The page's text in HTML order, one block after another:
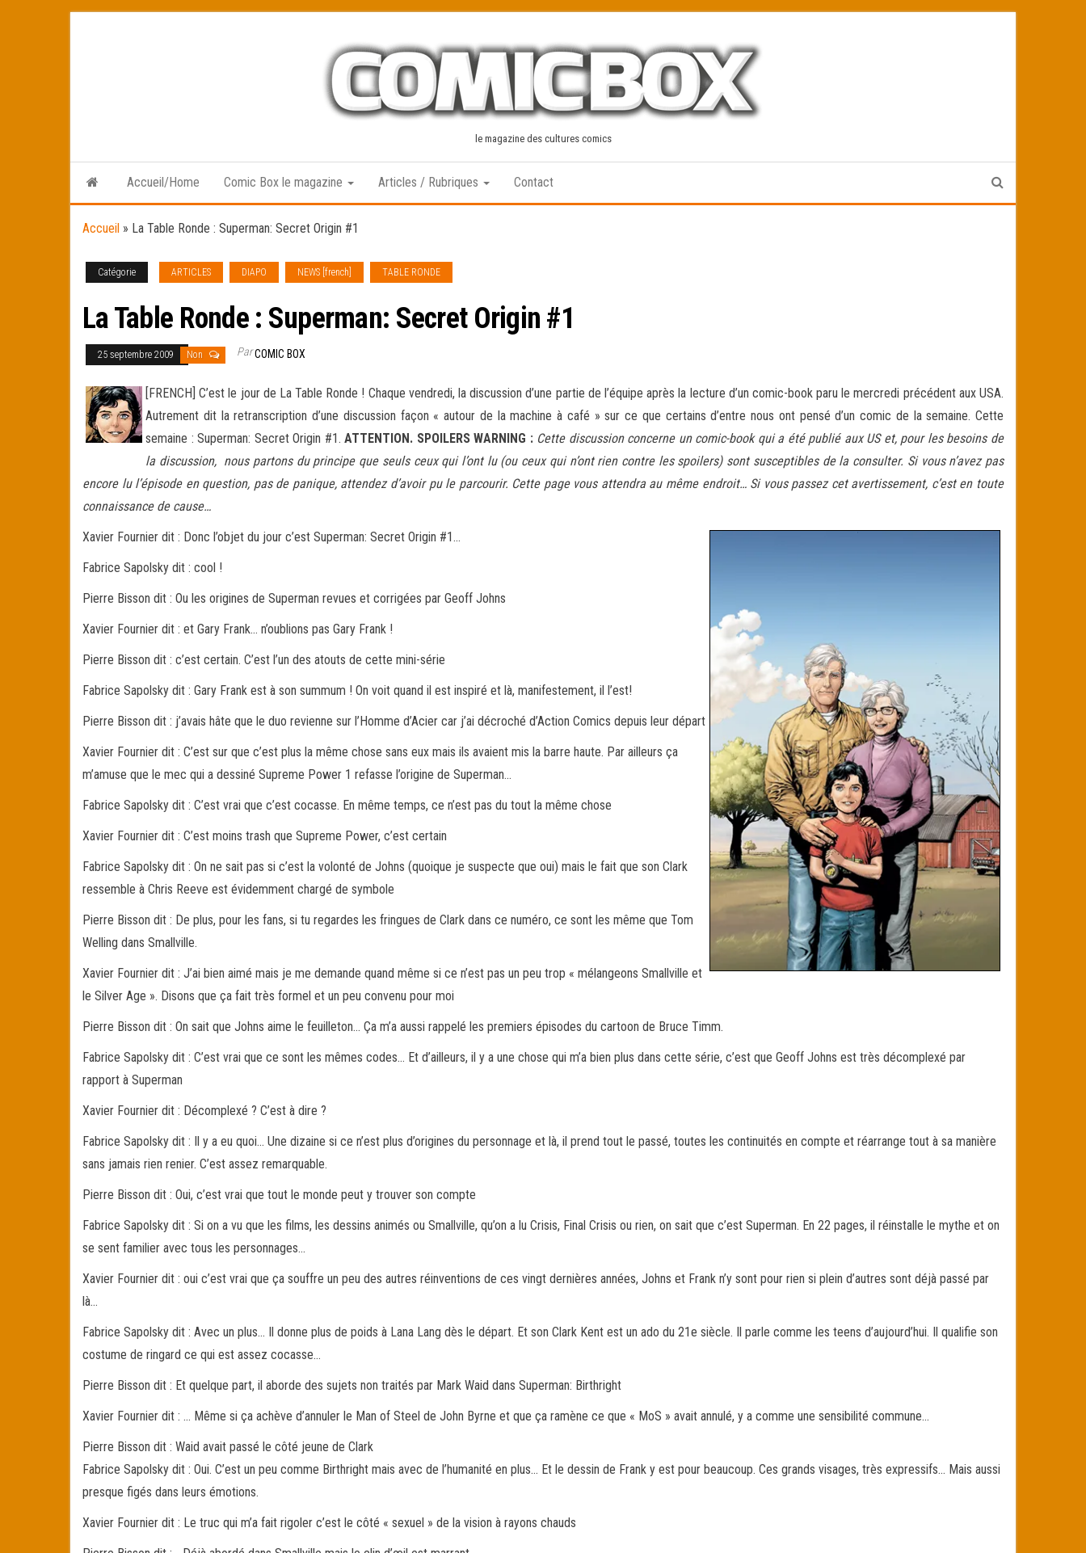
le magazine des cultures comics
Accueil/Home Comic Box le magazine Articles / Rubriques Contact
Accueil » La Table Ronde : Superman: Secret Origin #1
Catégorie ARTICLES DIAPO NEWS [french] TABLE RONDE
La Table Ronde : Superman: Secret Origin #1
25 septembre 2009 Non ParCOMIC BOX
[FRENCH] C’est le jour de La Table Ronde ! Chaque vendredi, la discussion d’une partie de l’équipe après la lecture d’un comic-book paru le mercredi précédent aux USA.
Autrement dit la retranscription d’une discussion façon « autour de la machine à café » sur ce que certains d’entre nous ont pensé d’un comic de la semaine. Cette
semaine : Superman: Secret Origin #1.ATTENTION. SPOILERS WARNING : Cette discussion concerne un comic-book qui a été publié aux US et, pour les besoins de
la discussion, nous partons du principe que seuls ceux qui l’ont lu (ou ceux qui n’ont rien contre les spoilers) sont susceptibles de la consulter. Si vous n’avez pas
encore lu l’épisode en question, pas de panique, attendez d’avoir pu le parcourir. Cette page vous attendra au même endroit… Si vous passez cet avertissement, c’est en toute
connaissance de cause…
Xavier Fournier dit : Donc l’objet du jour c’est Superman: Secret Origin #1…
Fabrice Sapolsky dit : cool !
Pierre Bisson dit : Ou les origines de Superman revues et corrigées par Geoff Johns
Xavier Fournier dit : et Gary Frank… n’oublions pas Gary Frank !
Pierre Bisson dit : c’est certain. C’est l’un des atouts de cette mini-série
Fabrice Sapolsky dit : Gary Frank est à son summum ! On voit quand il est inspiré et là, manifestement, il l’est!
Pierre Bisson dit : j’avais hâte que le duo revienne sur l’Homme d’Acier car j’ai décroché d’Action Comics depuis leur départ
Xavier Fournier dit : C’est sur que c’est plus la même chose sans eux mais ils avaient mis la barre haute. Par ailleurs ça
m’amuse que le mec qui a dessiné Supreme Power 1 refasse l’origine de Superman…
Fabrice Sapolsky dit : C’est vrai que c’est cocasse. En même temps, ce n’est pas du tout la même chose
Xavier Fournier dit : C’est moins trash que Supreme Power, c’est certain
Fabrice Sapolsky dit : On ne sait pas si c’est la volonté de Johns (quoique je suspecte que oui) mais le fait que son Clark
ressemble à Chris Reeve est évidemment chargé de symbole
Pierre Bisson dit : De plus, pour les fans, si tu regardes les fringues de Clark dans ce numéro, ce sont les même que Tom
Welling dans Smallville.
Xavier Fournier dit : J’ai bien aimé mais je me demande quand même si ce n’est pas un peu trop « mélangeons Smallville et
le Silver Age ». Disons que ça fait très formel et un peu convenu pour moi
Pierre Bisson dit : On sait que Johns aime le feuilleton… Ça m’a aussi rappelé les premiers épisodes du cartoon de Bruce Timm.
Fabrice Sapolsky dit : C’est vrai que ce sont les mêmes codes… Et d’ailleurs, il y a une chose qui m’a bien plus dans cette série, c’est que Geoff Johns est très décomplexé par
rapport à Superman
Xavier Fournier dit : Décomplexé ? C’est à dire ?
Fabrice Sapolsky dit : Il y a eu quoi… Une dizaine si ce n’est plus d’origines du personnage et là, il prend tout le passé, toutes les continuités en compte et réarrange tout à sa manière
sans jamais rien renier. C’est assez remarquable.
Pierre Bisson dit : Oui, c’est vrai que tout le monde peut y trouver son compte
Fabrice Sapolsky dit : Si on a vu que les films, les dessins animés ou Smallville, qu’on a lu Crisis, Final Crisis ou rien, on sait que c’est Superman. En 22 pages, il réinstalle le mythe et on
se sent familier avec tous les personnages…
Xavier Fournier dit : oui c’est vrai que ça souffre un peu des autres réinventions de ces vingt dernières années, Johns et Frank n’y sont pour rien si plein d’autres sont déjà passé par
là…
Fabrice Sapolsky dit : Avec un plus… Il donne plus de poids à Lana Lang dès le départ. Et son Clark Kent est un ado du 21e siècle. Il parle comme les teens d’aujourd’hui. Il qualifie son
costume de ringard ce qui est assez cocasse…
Pierre Bisson dit : Et quelque part, il aborde des sujets non traités par Mark Waid dans Superman: Birthright
Xavier Fournier dit : … Même si ça achève d’annuler le Man of Steel de John Byrne et que ça ramène ce que « MoS » avait annulé, y a comme une sensibilité commune…
Pierre Bisson dit : Waid avait passé le côté jeune de Clark
Fabrice Sapolsky dit : Oui. C’est un peu comme Birthright mais avec de l’humanité en plus… Et le dessin de Frank y est pour beaucoup. Ces grands visages, très expressifs… Mais aussi
presque figés dans leurs émotions.
Xavier Fournier dit : Le truc qui m’a fait rigoler c’est le côté « sexuel » de la vision à rayons chauds